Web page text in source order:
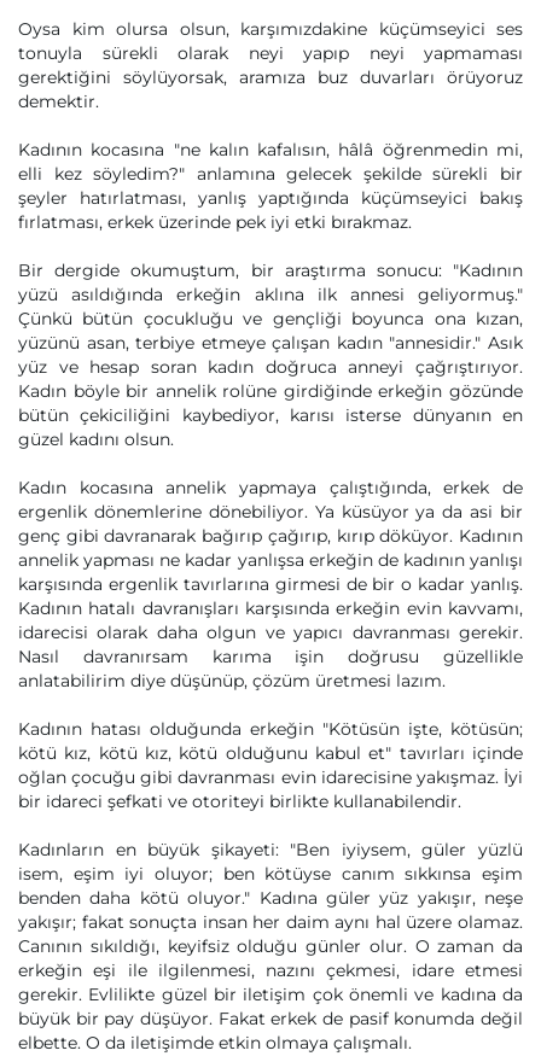
Oysa kim olursa olsun, karşımızdakine küçümseyici ses
tonuyla sürekli olarak neyi yapıp neyi yapmaması
gerektiğini söylüyorsak, aramıza buz duvarları örüyoruz
demektir.
Kadının kocasına "ne kalın kafalısın, hâlâ öğrenmedin mi,
elli kez söyledim?" anlamına gelecek şekilde sürekli bir
şeyler hatırlatması, yanlış yaptığında küçümseyici bakış
fırlatması, erkek üzerinde pek iyi etki bırakmaz.
Bir dergide okumuştum, bir araştırma sonucu: "Kadının
yüzü asıldığında erkeğin aklına ilk annesi geliyormuş."
Çünkü bütün çocukluğu ve gençliği boyunca ona kızan,
yüzünü asan, terbiye etmeye çalışan kadın "annesidir." Asık
yüz ve hesap soran kadın doğruca anneyi çağrıştırıyor.
Kadın böyle bir annelik rolüne girdiğinde erkeğin gözünde
bütün çekiciliğini kaybediyor, karısı isterse dünyanın en
güzel kadını olsun.
Kadın kocasına annelik yapmaya çalıştığında, erkek de
ergenlik dönemlerine dönebiliyor. Ya küsüyor ya da asi bir
genç gibi davranarak bağırıp çağırıp, kırıp döküyor. Kadının
annelik yapması ne kadar yanlışsa erkeğin de kadının yanlışı
karşısında ergenlik tavırlarına girmesi de bir o kadar yanlış.
Kadının hatalı davranışları karşısında erkeğin evin kavvamı,
idarecisi olarak daha olgun ve yapıcı davranması gerekir.
Nasıl davranırsam karıma işin doğrusu güzellikle
anlatabilirim diye düşünüp, çözüm üretmesi lazım.
Kadının hatası olduğunda erkeğin "Kötüsün işte, kötüsün;
kötü kız, kötü kız, kötü olduğunu kabul et" tavırları içinde
oğlan çocuğu gibi davranması evin idarecisine yakışmaz. İyi
bir idareci şefkati ve otoriteyi birlikte kullanabilendir.
Kadınların en büyük şikayeti: "Ben iyiysem, güler yüzlü
isem, eşim iyi oluyor; ben kötüyse canım sıkkınsa eşim
benden daha kötü oluyor." Kadına güler yüz yakışır, neşe
yakışır; fakat sonuçta insan her daim aynı hal üzere olamaz.
Canının sıkıldığı, keyifsiz olduğu günler olur. O zaman da
erkeğin eşi ile ilgilenmesi, nazını çekmesi, idare etmesi
gerekir. Evlilikte güzel bir iletişim çok önemli ve kadına da
büyük bir pay düşüyor. Fakat erkek de pasif konumda değil
elbette. O da iletişimde etkin olmaya çalışmalı.